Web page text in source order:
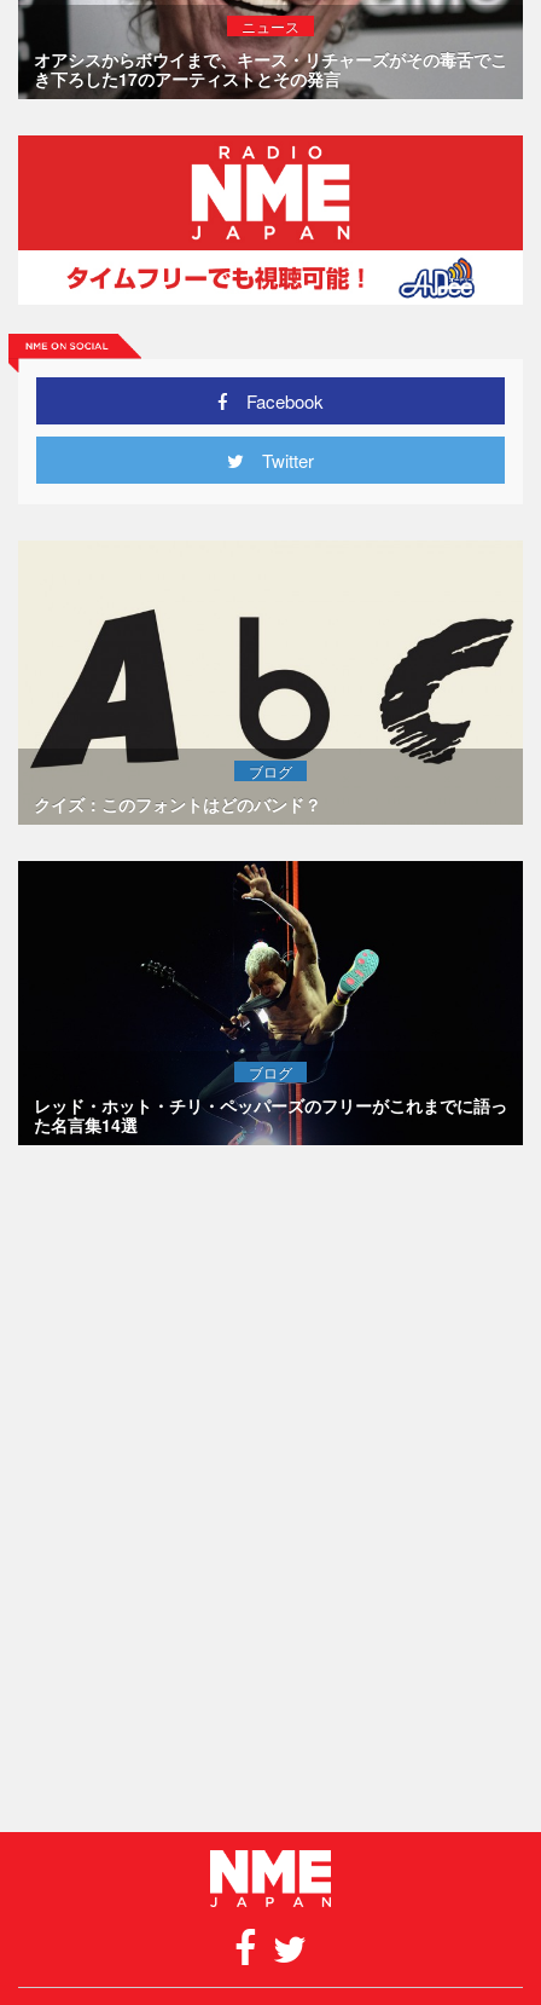
ニュース
オアシスからボウイまで、キース・リチャーズがその毒舌でこ
き下ろした17のアーティストとその発言
Facebook
Twitter
ブログ
クイズ：このフォントはどのバンド？
ブログ
レッド・ホット・チリ・ペッパーズのフリーがこれまでに語っ
た名言集14選